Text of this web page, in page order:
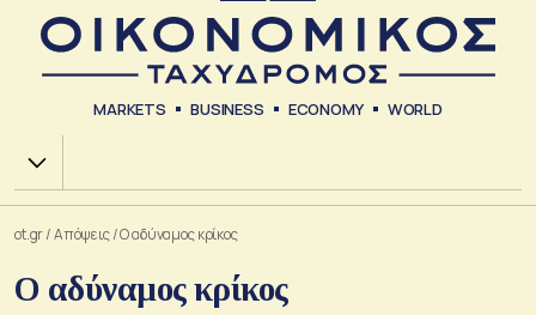
MARKETS BUSINESS ECONOMY WORLD
Χ.Α.
ot.gr/Απόψεις/Ο αδύναμος κρίκος
Ο αδύναμος κρίκος